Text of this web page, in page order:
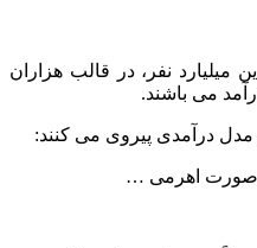
نفر، در قالب هزاران
می باشند.
درآمدی پیروی می کنند:
صورت اهرمی …